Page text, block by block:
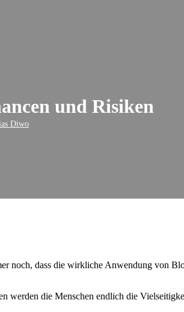
und Risiken
Diwo
noch, dass die wirkliche Anwendung von
die Menschen endlich die